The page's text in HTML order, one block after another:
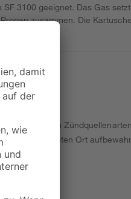
3100 geeignet. Das Gas
zusammen. Die
anderen
gut belüfteten Ort